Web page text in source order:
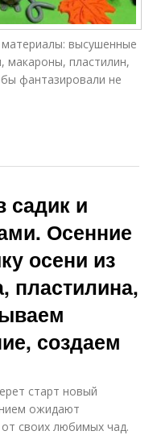
высушенные
макароны, пластилин,
фантазировали не
садик и
Осенние
осени из
пластилина,
создаем
старт новый
ожидают
своих любимых чад.